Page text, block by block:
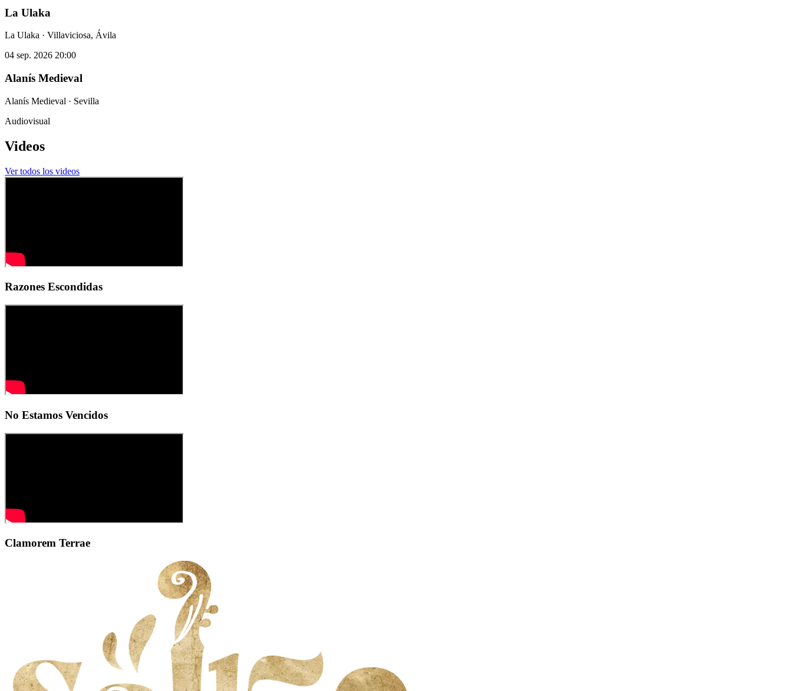
La Ulaka
La Ulaka · Villaviciosa, Ávila
04 sep. 2026 20:00
Alanís Medieval
Alanís Medieval · Sevilla
Audiovisual
Videos
Ver todos los videos
Razones Escondidas
No Estamos Vencidos
Clamorem Terrae